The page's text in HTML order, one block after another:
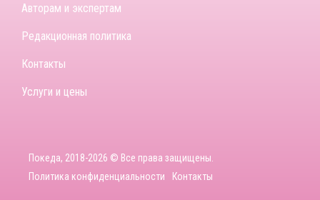
Авторам и экспертам
Редакционная политика
Контакты
Услуги и цены
Покеда, 2018-2026 © Все права защищены.
Политика конфиденциальности
Контакты